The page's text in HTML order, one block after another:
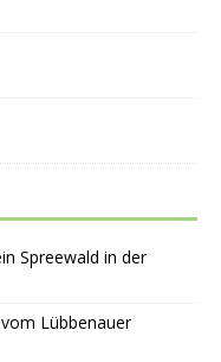
Spreewald in der
Lübbenauer